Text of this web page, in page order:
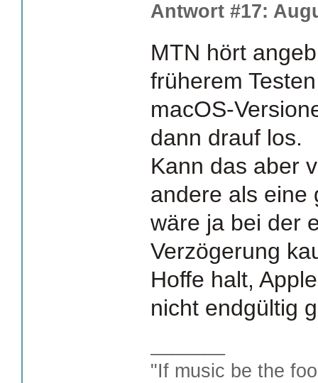
Antwort #17:
MTN hört
früherem
macOS-
dann drauf los.
Kann das aber
andere als eine
wäre ja bei der
Verzögerung
Hoffe halt,
nicht endgültig
"If music be the